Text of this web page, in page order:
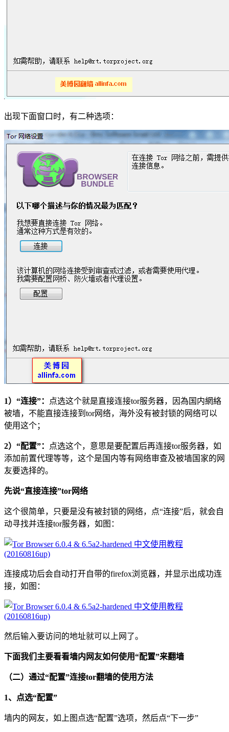
出现下面窗口时，有二种选项：
1）“连接”：
点选这个就是直接连接tor服务器，因為国内網絡
被墙，不能直接连接到tor网络，海外没有被封锁的网络可以
使用这个；
2）“配置”：
点选这个，意思是要配置后再连接tor服务器，如
添加前置代理等等，这个是国内等有网络审查及被墙国家的网
友要选择的。
先说“直接连接”tor网络
这个很简单，只要是没有被封锁的网络，点“连接”后，就会自
动寻找并连接tor服务器，如图：
连接成功后会自动打开自带的firefox浏览器，并显示出成功连
接，如图：
然后输入要访问的地址就可以上网了。
下面我们主要看看墙内网友如何使用“配置”来翻墙
（二）通过“配置”连接tor翻墙的使用方法
1、点选“配置”
墙内的网友，如上图点选“配置”选项，然后点“下一步”